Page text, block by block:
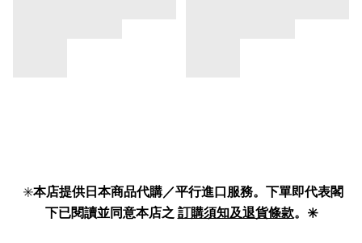
✳️本店提供日本商品代購／平行進口服務。下單即代表閣
下已閱讀並同意本店之 訂購須知及退貨條款。✳️